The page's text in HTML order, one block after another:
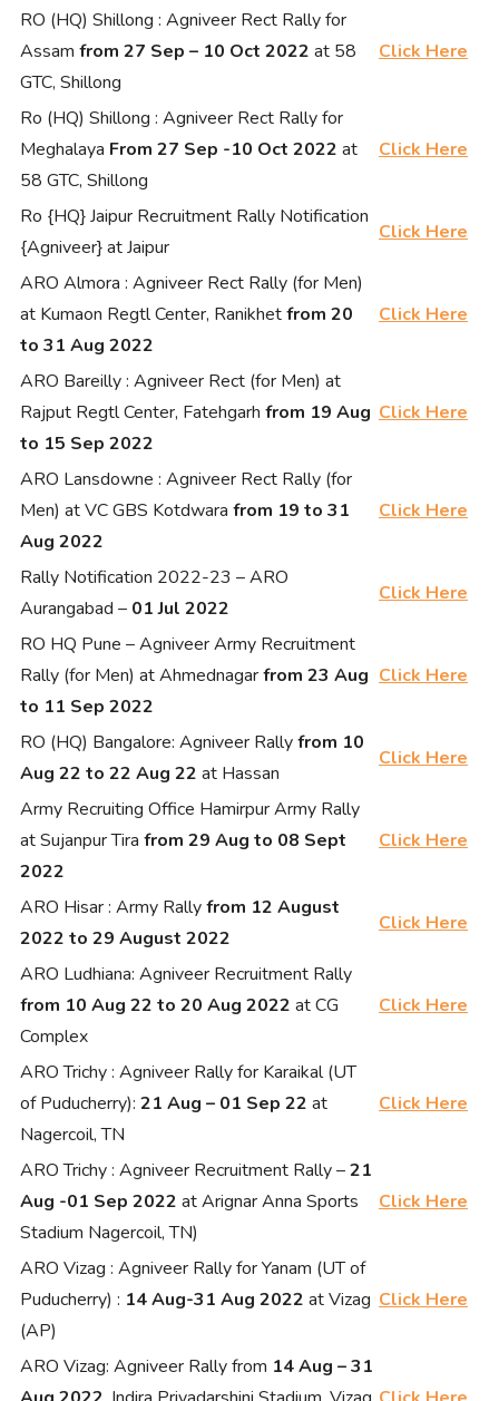
RO (HQ) Shillong : Agniveer Rect Rally for
Assam from 27 Sep – 10 Oct 2022 at 58
GTC, Shillong
Click Here
Ro (HQ) Shillong : Agniveer Rect Rally for
Meghalaya From 27 Sep -10 Oct 2022 at
58 GTC, Shillong
Click Here
Ro {HQ} Jaipur Recruitment Rally Notification
{Agniveer} at Jaipur
Click Here
ARO Almora : Agniveer Rect Rally (for Men)
at Kumaon Regtl Center, Ranikhetfrom 20
to 31 Aug 2022
Click Here
ARO Bareilly : Agniveer Rect (for Men) at
Rajput Regtl Center, Fatehgarh from 19 Aug
to 15 Sep 2022
Click Here
ARO Lansdowne : Agniveer Rect Rally (for
Men) at VC GBS Kotdwara from 19 to 31
Aug 2022
Click Here
Rally Notification 2022-23 – ARO
Aurangabad – 01 Jul 2022
Click Here
RO HQ Pune – Agniveer Army Recruitment
Rally (for Men) at Ahmednagarfrom 23 Aug
to 11 Sep 2022
Click Here
RO (HQ) Bangalore: Agniveer Rallyfrom 10
Aug 22 to 22 Aug 22 at Hassan
Click Here
Army Recruiting Office Hamirpur Army Rally
at Sujanpur Tira from 29 Aug to 08 Sept
2022
Click Here
ARO Hisar : Army Rallyfrom 12 August
2022 to 29 August 2022
Click Here
ARO Ludhiana: Agniveer Recruitment Rally
from 10 Aug 22 to 20 Aug 2022 at CG
Complex
Click Here
ARO Trichy : Agniveer Rally for Karaikal (UT
of Puducherry): 21 Aug – 01 Sep 22 at
Nagercoil, TN
Click Here
ARO Trichy : Agniveer Recruitment Rally –21
Aug -01 Sep 2022 at Arignar Anna Sports
Stadium Nagercoil, TN)
Click Here
ARO Vizag : Agniveer Rally for Yanam (UT of
Puducherry) : 14 Aug-31 Aug 2022 at Vizag
(AP)
Click Here
ARO Vizag: Agniveer Rally from 14 Aug – 31